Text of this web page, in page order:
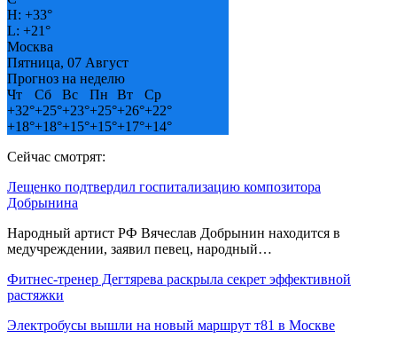
H: +33°
L: +21°
Москва
Пятница, 07 Август
Прогноз на неделю
Чт
Сб Вс Пн Вт
Ср
+32°+25°+23°+25°+26°+22°
+18°+18°+15°+15°+17°+14°
Сейчас смотрят:
Лещенко подтвердил госпитализацию композитора
Добрынина
Народный артист РФ Вячеслав Добрынин находится в
медучреждении, заявил певец, народный…
Фитнес-тренер Дегтярева раскрыла секрет эффективной
растяжки
Электробусы вышли на новый маршрут т81 в Москве